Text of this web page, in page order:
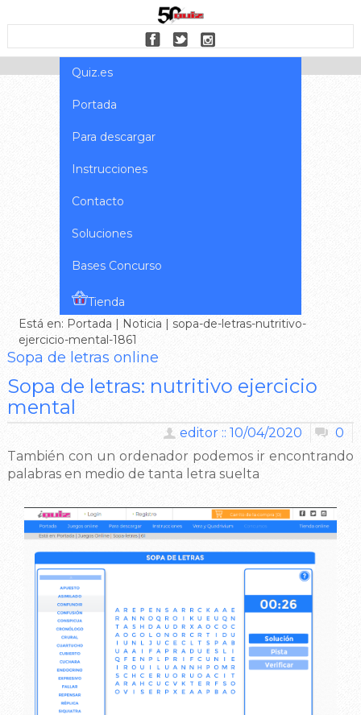
Quiz.es
Portada
Para descargar
Instrucciones
Contacto
Soluciones
Bases Concurso
Tienda
Está en: Portada | Noticia | sopa-de-letras-nutritivo-
ejercicio-mental-1861
Sopa de letras online
Sopa de letras: nutritivo ejercicio
mental
0
editor :: 10/04/2020
También con un ordenador podemos ir encontrando
palabras en medio de tanta letra suelta